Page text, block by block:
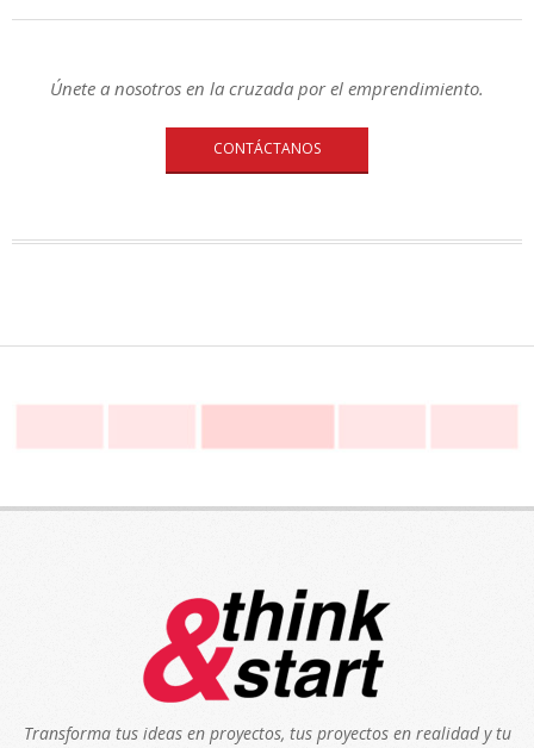
Únete a nosotros en la cruzada por el emprendimiento.
CONTÁCTANOS
Transforma tus ideas en proyectos, tus proyectos en realidad y tu